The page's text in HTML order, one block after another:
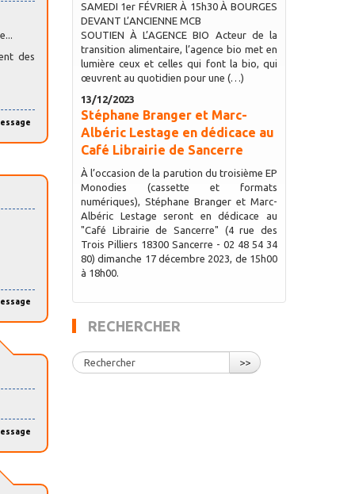
des
SAMEDI 1er FÉVRIER À 15h30 À BOURGES
DEVANT L’ANCIENNE MCB
SOUTIEN À L’AGENCE BIO Acteur de la
transition alimentaire, l’agence bio met en
lumière ceux et celles qui font la bio, qui
œuvrent au quotidien pour une (…)
13/12/2023
Stéphane Branger et Marc-
Albéric Lestage en dédicace au
Café Librairie de Sancerre
À l’occasion de la parution du troisième EP
Monodies (cassette et formats
numériques), Stéphane Branger et Marc-
Albéric Lestage seront en dédicace au
"Café Librairie de Sancerre" (4 rue des
Trois Pilliers 18300 Sancerre - 02 48 54 34
80) dimanche 17 décembre 2023, de 15h00
à 18h00.
RECHERCHER
>>